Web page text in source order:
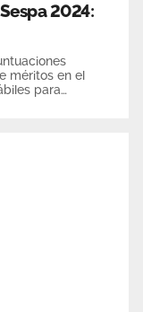
2024:
méritos en el
para